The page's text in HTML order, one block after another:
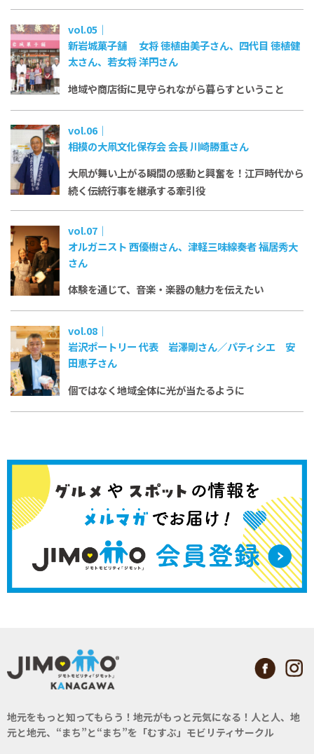
vol.05｜
新岩城菓子舗 女将 徳植由美子さん、四代目 徳植健
太さん、若女将 洋円さん
地域や商店街に見守られながら暮らすということ
vol.06｜
相模の大凧文化保存会 会長 川崎勝重さん
大凧が舞い上がる瞬間の感動と興奮を！ 江戸時代から
続く伝統行事を継承する牽引役
vol.07｜
オルガニスト 西優樹さん、津軽三味線奏者 福居秀大
さん
体験を通じて、音楽・楽器の魅力を伝えたい
vol.08｜
岩沢ポートリー 代表 岩澤剛さん／パティシエ 安
田恵子さん
個ではなく地域全体に光が当たるように
地元をもっと知ってもらう！地元がもっと元気になる！ 人と人、地
元と地元、“まち”と“まち”を「むすぶ」モビリティサークル